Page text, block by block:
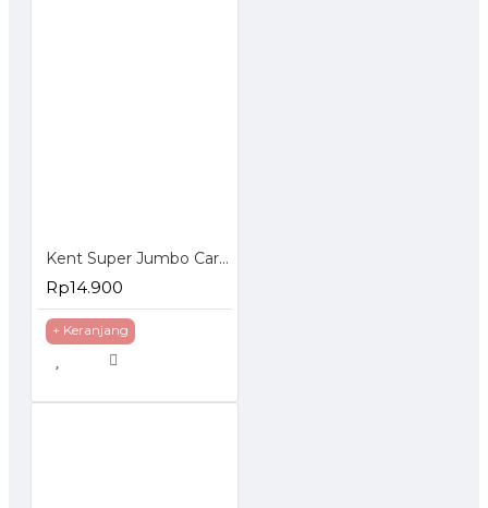
Kent Super Jumbo Car Sponge Shrink - Busa Spons Pembersih Mobil
Rp14.900
+ Keranjang